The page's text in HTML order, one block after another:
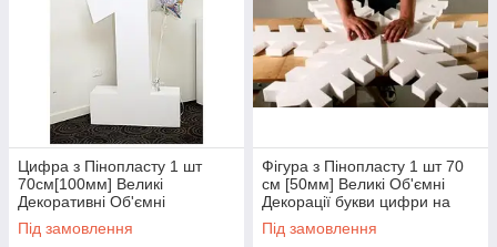
Цифра з Пінопласту 1 шт
70см[100мм] Великі
Декоративні Об'ємні
Декорації літери на весілля
слова з пінопласту
Під замовлення
Фігура з Пінопласту 1 шт 70
см [50мм] Великі Об'ємні
Декорації букви цифри на
весілля, ІН, слова з
пінопласту
Під замовлення